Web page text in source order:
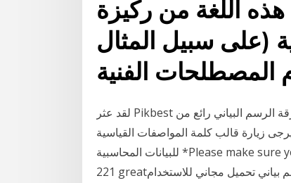
بينهم. [1] تتكون هذه اللغة من ركيزة
(على سبيل المثال
المصطلحات الفنية
لقد عثر Pikbest على 200 قالب ورقة الرسم البياني رائع من Word doc أو docx. المزيد من كلمة المكتب
زيارة قالب كلمة المواصفات القياسية
للبيانات المحاسبية *Please make sure yo هل تبحث عنرسم بياني قوالب إكسل؟ لقد وجدت Pikbest
221 greatرسم بياني قوالب إكسل مجانًا. المزيد من قوالب التفوق حول رسم بياني تحميل مجاني للاستخدام